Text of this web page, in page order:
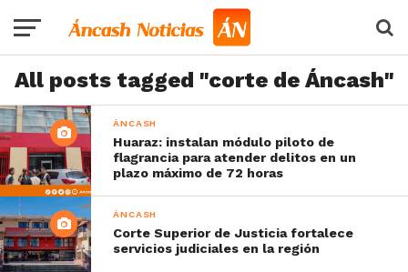
All posts tagged "corte de Áncash"
ÁNCASH
Huaraz: instalan módulo piloto de
flagrancia para atender delitos en un
plazo máximo de 72 horas
ÁNCASH
Corte Superior de Justicia fortalece
servicios judiciales en la región